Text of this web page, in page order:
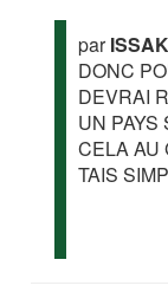
par
DONC
DEVRAI
UN PAYS
CELA AU
TAIS